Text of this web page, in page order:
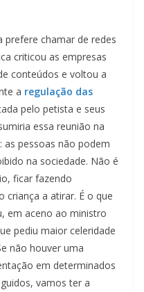
prefere chamar de redes
criticou as empresas
conteúdos e voltou a
a regulação das
pelo petista e seus
essa reunião na
: as pessoas não podem
na sociedade. Não é
ficar fazendo
criança a atirar. É o que
em aceno ao ministro
pediu maior celeridade
não houver uma
em determinados
vamos ter a